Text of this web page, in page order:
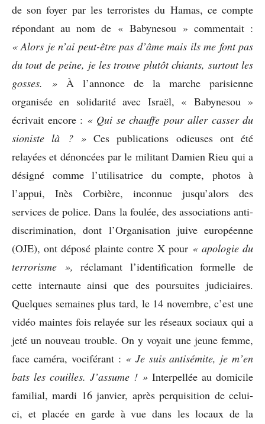
de son foyer par les terroristes du Hamas, ce compte
répondant au nom de « Babynesou » commentait :
« Alors je n’ai peut-être pas d’âme mais ils me font pas
du tout de peine, je les trouve plutôt chiants, surtout les
gosses. » À l’annonce de la marche parisienne
organisée en solidarité avec Israël, « Babynesou »
écrivait encore : « Qui se chauffe pour aller casser du
sioniste là ? »Ces publications odieuses ont été
relayées et dénoncées par le militant Damien Rieu qui a
désigné comme l’utilisatrice du compte, photos à
l’appui, Inès Corbière, inconnue jusqu’alors des
services de police. Dans la foulée, des associations anti-
discrimination, dont l’Organisation juive européenne
(OJE), ont déposé plainte contre X pour « apologie du
terrorisme », réclamant l’identification formelle de
cette internaute ainsi que des poursuites judiciaires.
Quelques semaines plus tard, le 14 novembre, c’est une
vidéo maintes fois relayée sur les réseaux sociaux qui a
jeté un nouveau trouble. On y voyait une jeune femme,
face caméra, vociférant : « Je suis antisémite, je m’en
bats les couilles. J’assume ! » Interpellée au domicile
familial, mardi 16 janvier, après perquisition de celui-
ci, et placée en garde à vue dans les locaux de la